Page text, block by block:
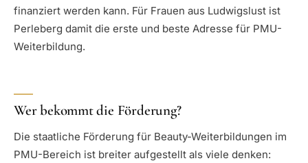
finanziert werden kann. Für Frauen aus Ludwigslust ist
Perleberg damit die erste und beste Adresse für PMU-
Weiterbildung.
Wer bekommt die Förderung?
Die staatliche Förderung für Beauty-Weiterbildungen im
PMU-Bereich ist breiter aufgestellt als viele denken: